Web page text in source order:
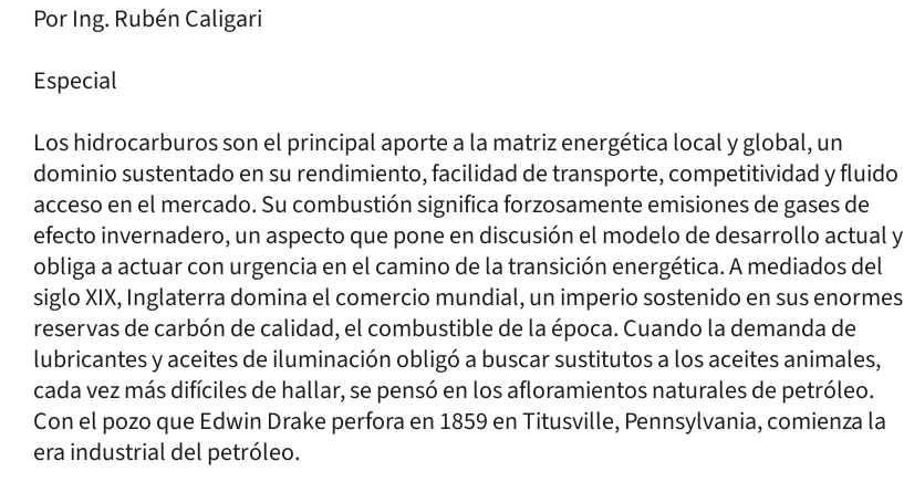
Por Ing. Rubén Caligari
Especial
Los hidrocarburos son el principal aporte a la matriz energética local y global, un
dominio sustentado en su rendimiento, facilidad de transporte, competitividad y fluido
acceso en el mercado. Su combustión significa forzosamente emisiones de gases de
efecto invernadero, un aspecto que pone en discusión el modelo de desarrollo actual y
obliga a actuar con urgencia en el camino de la transición energética. A mediados del
siglo XIX, Inglaterra domina el comercio mundial, un imperio sostenido en sus enormes
reservas de carbón de calidad, el combustible de la época. Cuando la demanda de
lubricantes y aceites de iluminación obligó a buscar sustitutos a los aceites animales,
cada vez más difíciles de hallar, se pensó en los afloramientos naturales de petróleo.
Con el pozo que Edwin Drake perfora en 1859 en Titusville, Pennsylvania, comienza la
era industrial del petróleo.